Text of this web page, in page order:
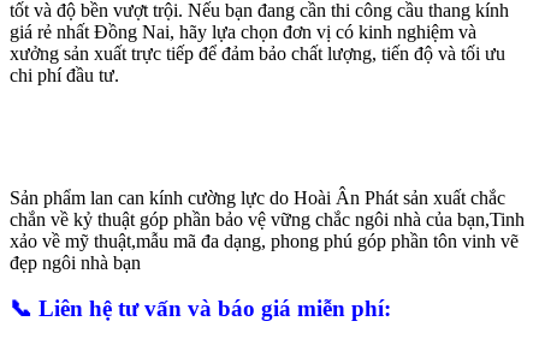
tốt và độ bền vượt trội. Nếu bạn đang cần thi công cầu thang kính
giá rẻ nhất Đồng Nai, hãy lựa chọn đơn vị có kinh nghiệm và
xưởng sản xuất trực tiếp để đảm bảo chất lượng, tiến độ và tối ưu
chi phí đầu tư.
Sản phẩm lan can kính cường lực do Hoài Ân Phát sản xuất chắc
chắn về kỷ thuật góp phần bảo vệ vững chắc ngôi nhà của bạn,Tinh
xảo về mỹ thuật,mẫu mã đa dạng, phong phú góp phần tôn vinh vẽ
đẹp ngôi nhà bạn
📞 Liên hệ tư vấn và báo giá miễn phí: